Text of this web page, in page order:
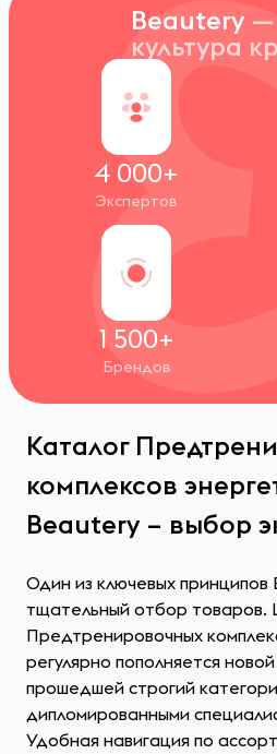
Beautery —
культура
4 000+
Экспертов
1 500+
Брендов
Каталог
комплексов
Beautery – выбор
Один из ключевых принципов
тщательный отбор товаров.
Предтренировочных
регулярно пополняется
прошедшей строгий
дипломированными
Удобная навигация по